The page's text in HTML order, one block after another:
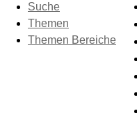
Suche
Themen
Themen Bereiche